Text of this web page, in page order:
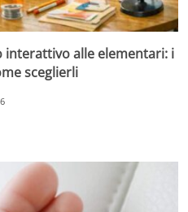
interattivo alle elementari: i
sceglierli